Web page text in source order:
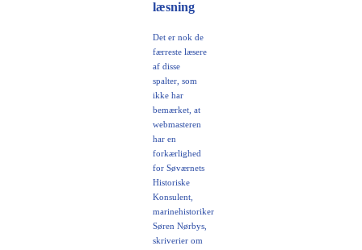
læsning
Det er nok de
færreste læsere
af disse
spalter, som
ikke har
bemærket, at
webmasteren
har en
forkærlighed
for Søværnets
Historiske
Konsulent,
marinehistoriker
Søren Nørbys,
skriverier om